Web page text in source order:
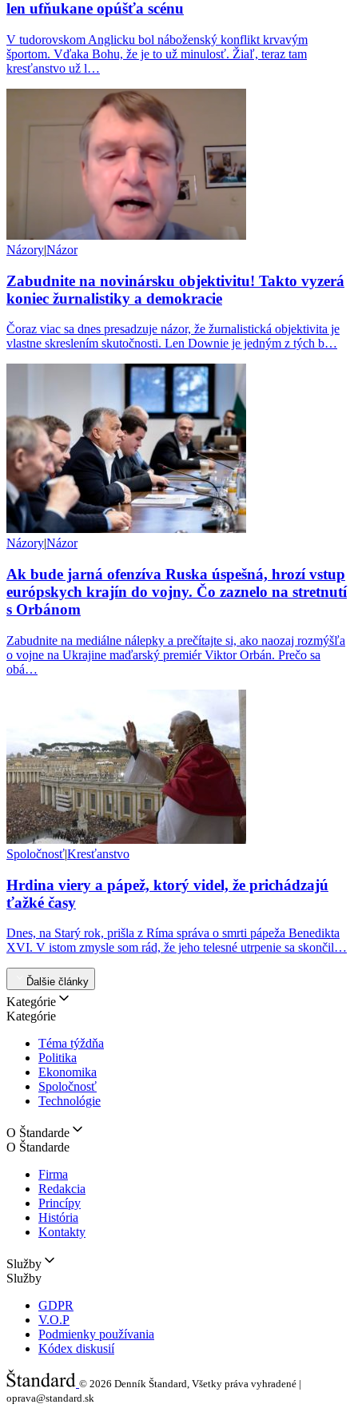
len ufňukane opúšťa scénu
V tudorovskom Anglicku bol náboženský konflikt krvavým
športom. Vďaka Bohu, že je to už minulosť. Žiaľ, teraz tam
kresťanstvo už l…
Názory|Názor
Zabudnite na novinársku objektivitu! Takto vyzerá
koniec žurnalistiky a demokracie
Čoraz viac sa dnes presadzuje názor, že žurnalistická objektivita je
vlastne skreslením skutočnosti. Len Downie je jedným z tých b…
Názory|Názor
Ak bude jarná ofenzíva Ruska úspešná, hrozí vstup
európskych krajín do vojny. Čo zaznelo na stretnutí
s Orbánom
Zabudnite na mediálne nálepky a prečítajte si, ako naozaj rozmýšľa
o vojne na Ukrajine maďarský premiér Viktor Orbán. Prečo sa
obá…
Spoločnosť|Kresťanstvo
Hrdina viery a pápež, ktorý videl, že prichádzajú
ťažké časy
Dnes, na Starý rok, prišla z Ríma správa o smrti pápeža Benedikta
XVI. V istom zmysle som rád, že jeho telesné utrpenie sa skončil…
Ďalšie články
Kategórie
Kategórie
Téma týždňa
Politika
Ekonomika
Spoločnosť
Technológie
O Štandarde
O Štandarde
Firma
Redakcia
Princípy
História
Kontakty
Služby
Služby
GDPR
V.O.P
Podmienky používania
Kódex diskusií
© 2026 Denník Štandard, Všetky práva vyhradené |
oprava@standard.sk